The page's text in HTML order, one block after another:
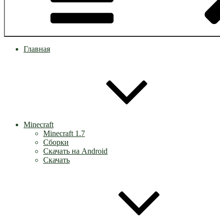
Главная
Minecraft
Minecraft 1.7
Сборки
Скачать на Android
Скачать